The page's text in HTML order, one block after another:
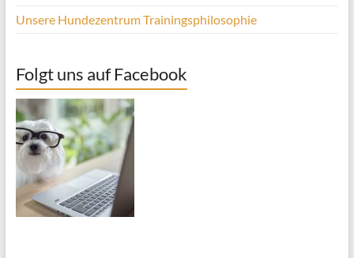
Unsere Hundezentrum Trainingsphilosophie
Folgt uns auf Facebook